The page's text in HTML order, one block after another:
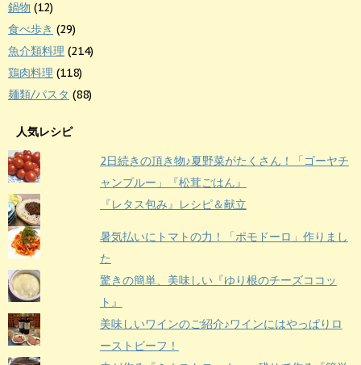
鍋物 (12)
食べ歩き (29)
魚介類料理 (214)
鶏肉料理 (118)
麺類/パスタ (88)
人気レシピ
2日続きの頂き物♪夏野菜がたくさん！「ゴーヤチ
ャンプルー」『松茸ごはん』
『レタス包み』レシピ＆献立
暑気払いにトマトの力！「ポモドーロ」作りまし
た
驚きの簡単、美味しい『ゆり根のチーズココッ
ト』
美味しいワインのご紹介♪ワインにはやっぱりロ
ーストビーフ！